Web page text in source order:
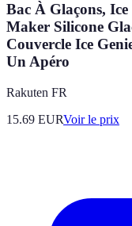
Bac À Glaçons,
Maker Silicone
Couvercle Ice
Un Apéro
Rakuten FR
15.69 EURVoir le prix